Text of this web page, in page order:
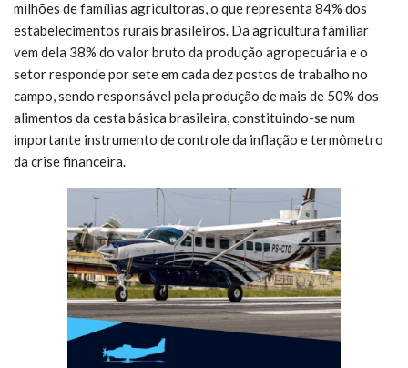
milhões de famílias agricultoras, o que representa 84% dos
estabelecimentos rurais brasileiros. Da agricultura familiar
vem dela 38% do valor bruto da produção agropecuária e o
setor responde por sete em cada dez postos de trabalho no
campo, sendo responsável pela produção de mais de 50% dos
alimentos da cesta básica brasileira, constituindo-se num
importante instrumento de controle da inflação e termômetro
da crise financeira.